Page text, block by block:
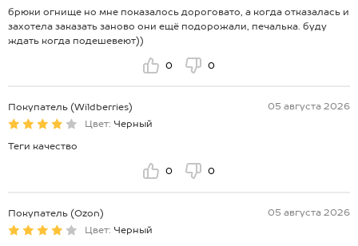
брюки огнище но мне показалось дороговато, а когда отказалась и
захотела заказать заново они ещё подорожали, печалька. буду
ждать когда подешевеют))
0 0
Покупатель (Wildberries)
05 августа 2026
Цвет: Черный
Теги качество
0 0
Покупатель (Ozon)
05 августа 2026
Цвет: Черный